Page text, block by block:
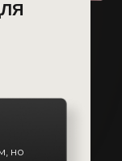
но